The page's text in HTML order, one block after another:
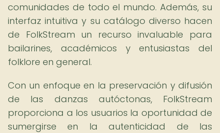
comunidades de todo el mundo. Además, su
interfaz intuitiva y su catálogo diverso hacen
de FolkStream un recurso invaluable para
bailarines, académicos y entusiastas del
folklore en general.
Con un enfoque en la preservación y difusión
de las danzas autóctonas, FolkStream
proporciona a los usuarios la oportunidad de
sumergirse en la autenticidad de las